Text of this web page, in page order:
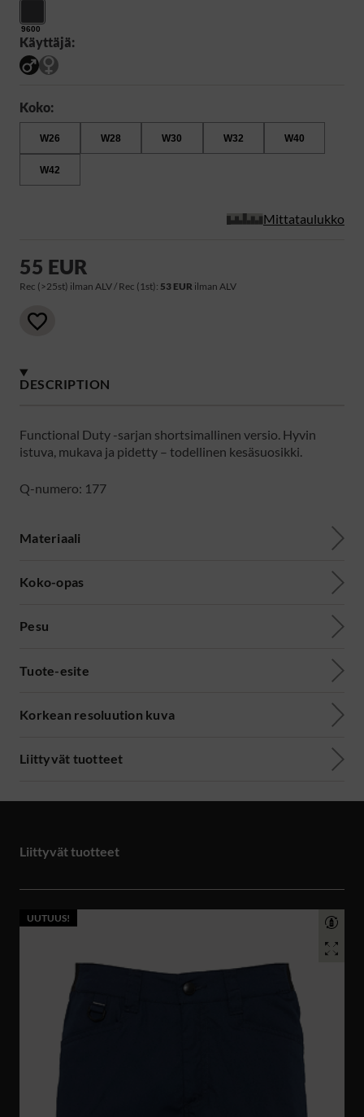
9600
Käyttäjä:
Koko:
W26 W28 W30 W32 W40
W42
Mittataulukko
55 EUR
Rec (>25st) ilman ALV / Rec (1st): 53 EUR ilman ALV
DESCRIPTION
Functional Duty -sarjan shortsimallinen versio. Hyvin
istuva, mukava ja pidetty – todellinen kesäsuosikki.
Q-numero: 177
Materiaali
Koko-opas
Pesu
Tuote-esite
Korkean resoluution kuva
Liittyvät tuotteet
Liittyvät tuotteet
UUTUUS!